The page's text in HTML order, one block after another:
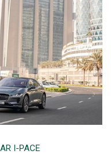
I-PACE